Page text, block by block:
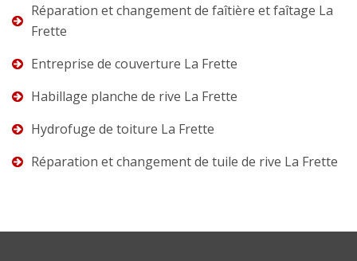
Réparation et changement de faîtière et faîtage La
Frette
Entreprise de couverture La Frette
Habillage planche de rive La Frette
Hydrofuge de toiture La Frette
Réparation et changement de tuile de rive La Frette